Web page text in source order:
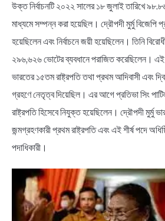
উক্ত নির্বাচনটি ২০২২ সালের ১৮ জুলাই তারিখে
মাধ্যমে সম্পন্ন করা হয়েছিল। দ্রৌপদী মুর্মু বিজেপি
হয়েছিলেন এবং নির্বাচনে জয়ী হয়েছিলেন। তিনি
২৯৬,৬২৬ ভোটের ব্যবধানে পরাজিত করেছিলেন। এই
ভারতের ১৫তম রাষ্ট্রপতি তথা প্রথম আদিবাসী এবং
গ্রহণে নেতৃত্ব দিয়েছিল। এর আগে প্রতিভা সিং
রাষ্ট্রপতি হিসেবে নিযুক্ত হয়েছিলেন। দ্রৌপদী মুর্মু
জন্মগ্রহণকারী প্রথম রাষ্ট্রপতি এবং এই শীর্ষ পদে
পদাধিকারী।